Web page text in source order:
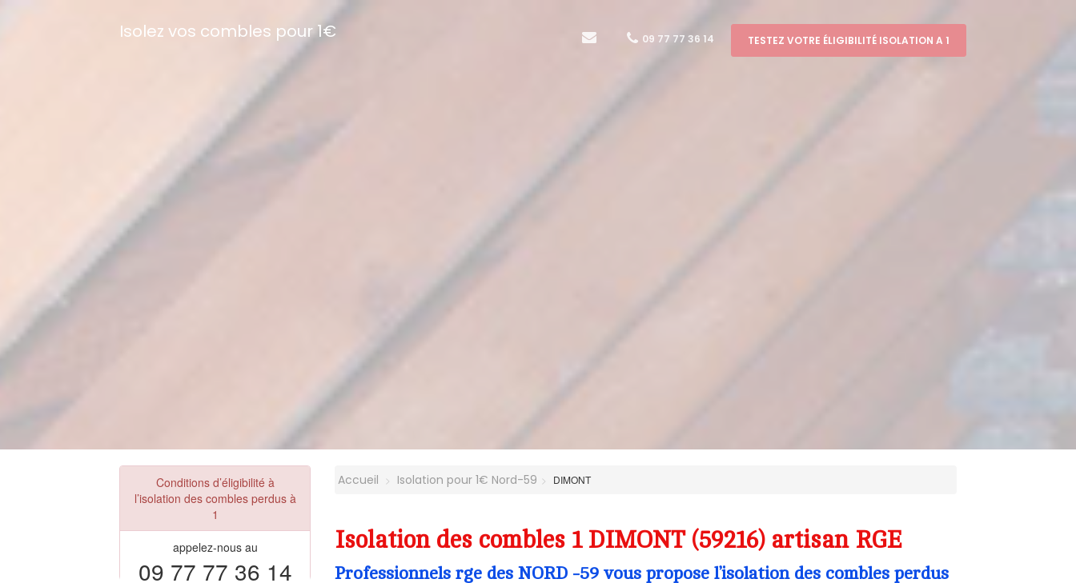
Isolez vos combles pour 1€ 09 77 77 36 14 TESTEZ VOTRE ÉLIGIBILITÉ ISOLATION A 1
Conditions d’éligibilité à
l’isolation des combles perdus à
1
appelez-nous au
09 77 77 36 14
Accueil Isolation pour 1€ Nord-59 DIMONT
Isolation des combles 1 DIMONT (59216) artisan RGE
Professionnels rge des NORD -59 vous propose l’isolation des combles perdus